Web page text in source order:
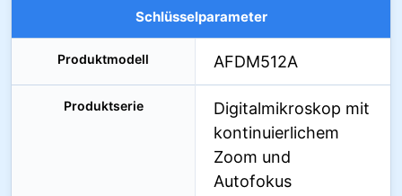
Schlüsselparameter
Produktmodell AFDM512A
Produktserie
Digitalmikroskop mit
kontinuierlichem
Zoom und
Autofokus